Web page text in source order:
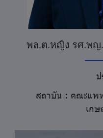
พล.ต.หญิง รศ.พ
ป
สถาบัน : คณะแพ
เกษ